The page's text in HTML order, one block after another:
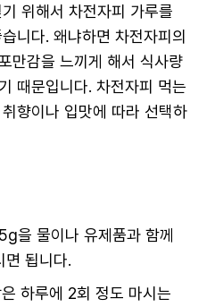
위해서 차전자피 가루를
니다. 왜냐하면 차전자피의
만감을 느끼게 해서 식사량
때문입니다. 차전자피 먹는
향이나 입맛에 따라 선택하
을 물이나 유제품과 함께
면 됩니다.
하루에 2회 정도 마시는